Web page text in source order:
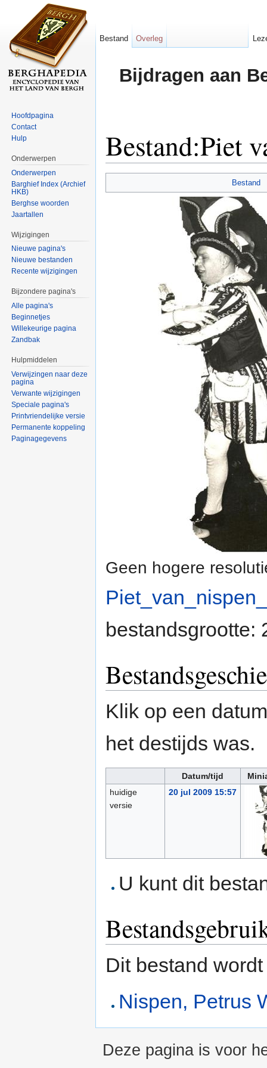
Bijdragen aan
Bestand:Piet
Bestand
Geen hogere
bestandsgrootte:
Klik op een
het destijds was.
Datum/tijd
huidige
versie
20 jul 2009 15:57
U kunt dit
Dit bestand
Nispen, Petrus
Bestand Overleg
Hoofdpagina
Contact
Hulp
Onderwerpen
Onderwerpen
Barghief Index (Archief
HKB)
Berghse woorden
Jaartallen
Wijzigingen
Nieuwe pagina's
Nieuwe bestanden
Recente wijzigingen
Bijzondere pagina's
Alle pagina's
Beginnetjes
Willekeurige pagina
Zandbak
Hulpmiddelen
Verwijzingen naar deze
pagina
Verwante wijzigingen
Speciale pagina's
Printvriendelijke versie
Permanente koppeling
Paginagegevens
Deze pagina is voor